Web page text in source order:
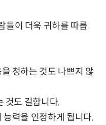
들이 더욱 귀하를 따릅
청하는 것도 나쁘지 않
것도 길합니다.
력을 인정하게 됩니다.